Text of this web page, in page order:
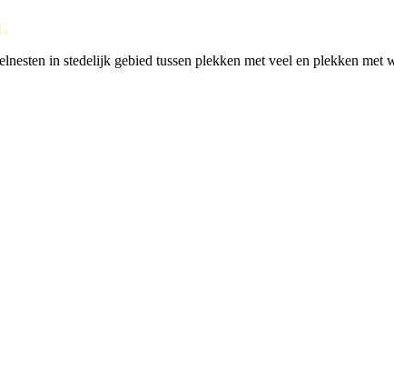
in stedelijk gebied tussen plekken met veel en plekken